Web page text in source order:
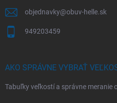
objednavky@obuv-helle.sk
949203459
AKO SPRÁVNE VYBRAŤ
Tabuľky veľkostí a správne meranie